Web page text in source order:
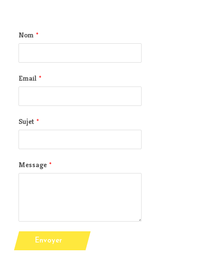
Nom *
Email *
Sujet *
Message *
Envoyer